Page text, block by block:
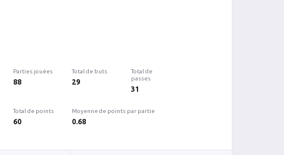
Parties jouées
88
Total de buts
29
Total de
passes
31
Total de points
60
Moyenne de points par partie
0.68